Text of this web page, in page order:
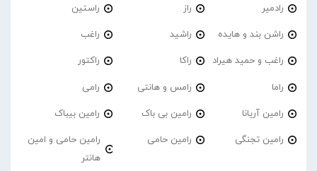
رادمیر راز راستین
راشن بند و هایده راشید راغب
راغب و حمید هیراد راکا راکتور
راما رامس و هانتی رامی
رامین آریانا رامین بی باک رامین بیباک
رامین تجنگی رامین حامی
رامین حامی و امین
هانتر